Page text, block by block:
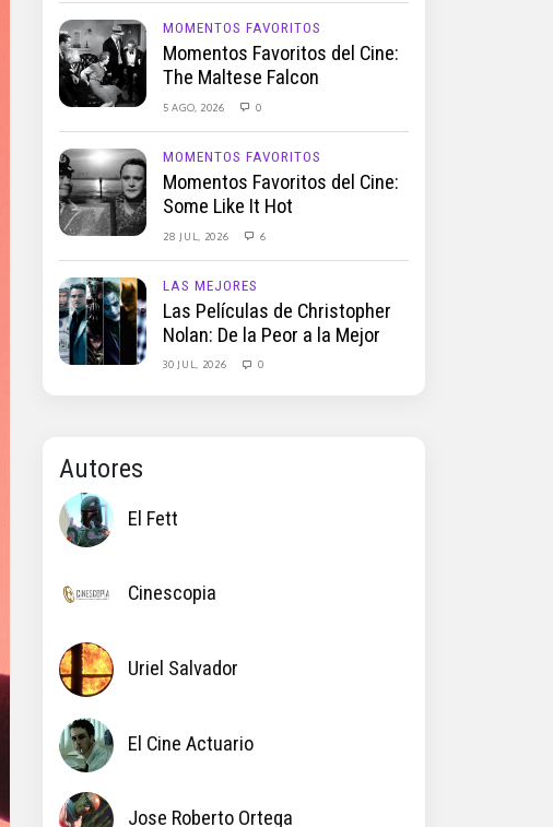
MOMENTOS FAVORITOS
Momentos Favoritos del Cine:
The Maltese Falcon
5 AGO, 2026 0
MOMENTOS FAVORITOS
Momentos Favoritos del Cine:
Some Like It Hot
28 JUL, 2026 6
LAS MEJORES
Las Películas de Christopher
Nolan: De la Peor a la Mejor
30 JUL, 2026 0
Autores
El Fett
Cinescopia
Uriel Salvador
El Cine Actuario
Jose Roberto Ortega